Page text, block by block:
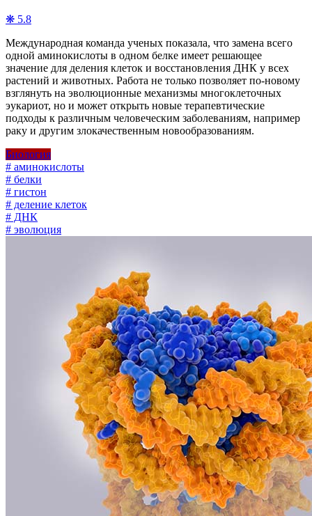
❋ 5.8
Международная команда ученых показала, что замена всего
одной аминокислоты в одном белке имеет решающее
значение для деления клеток и восстановления ДНК у всех
растений и животных. Работа не только позволяет по-новому
взглянуть на эволюционные механизмы многоклеточных
эукариот, но и может открыть новые терапевтические
подходы к различным человеческим заболеваниям, например
раку и другим злокачественным новообразованиям.
Биология
# аминокислоты
# белки
# гистон
# деление клеток
# ДНК
# эволюция